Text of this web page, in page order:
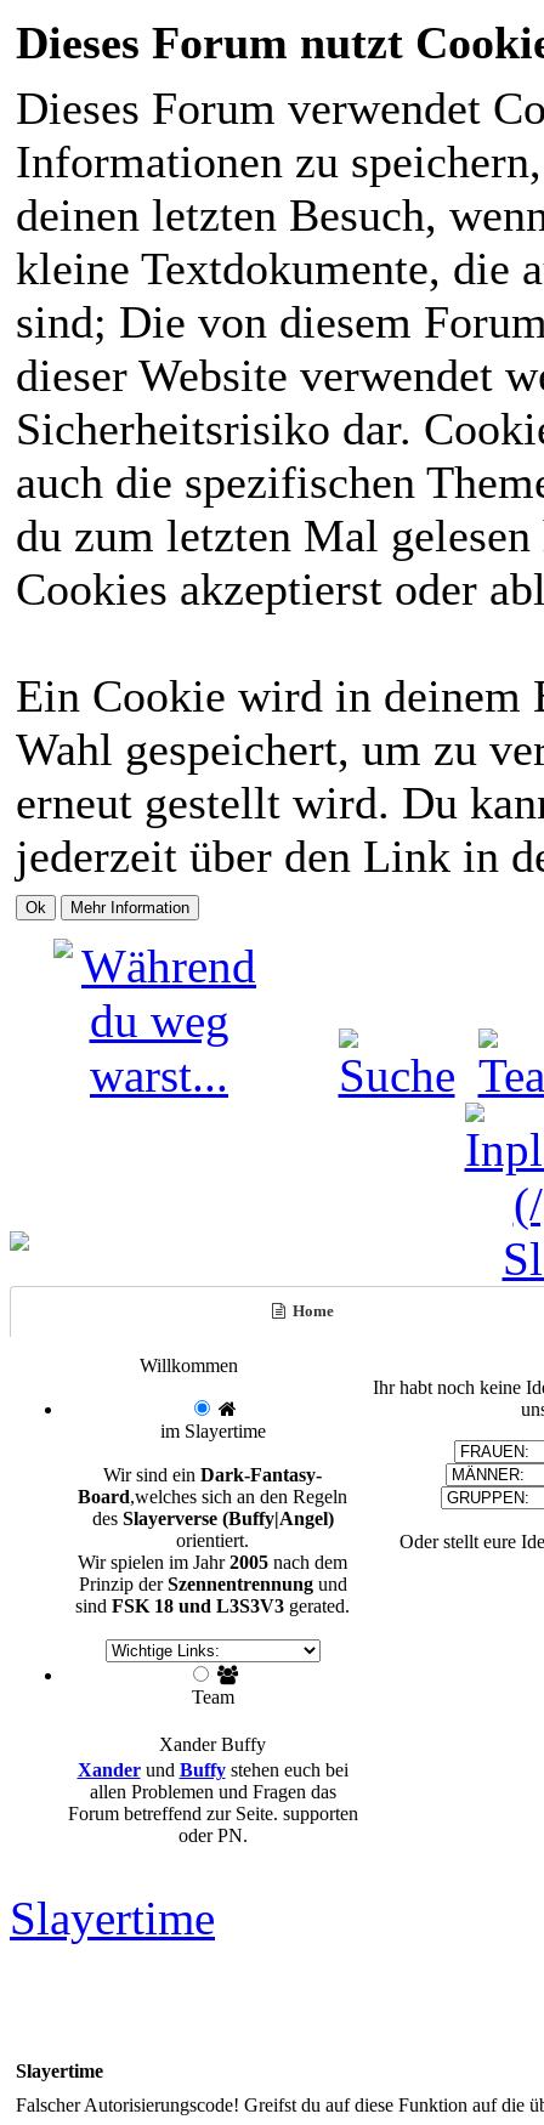
Dieses Forum nutzt
Dieses Forum verwendet
Informationen zu
deinen letzten Besuch,
kleine Textdokumente, die
sind; Die von diesem
dieser Website verwendet
Sicherheitsrisiko dar.
auch die spezifischen
du zum letzten Mal
Cookies akzeptierst oder
Ein Cookie wird in deinem
Wahl gespeichert, um zu
erneut gestellt wird. Du
jederzeit über den Link in
Home
Willkommen
im Slayertime
Wir sind ein Dark-Fantasy-
Board,welches sich an den Regeln
des Slayerverse (Buffy|Angel)
orientiert.
Wir spielen im Jahr2005 nach dem
Prinzip derSzennentrennungund
sind FSK 18 und L3S3V3 gerated.
Team
Xander Buffy
Xanderund Buffystehen euch bei
allen Problemen und Fragen das
Forum betreffend zur Seite. supporten
oder PN.
Ihr habt noch keine
Oder stellt eure
Slayertime
Slayertime
Falscher Autorisierungscode! Greifst du auf diese Funktion auf die